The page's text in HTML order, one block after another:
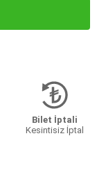
Bilet İptali
Kesintisiz İptal